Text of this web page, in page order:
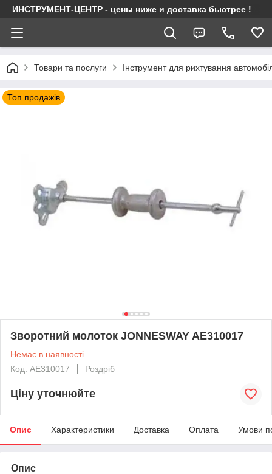
ИНСТРУМЕНТ-ЦЕНТР - цены ниже и доставка быстрее !
Товари та послуги Інструмент для рихтування
Топ продажів
Зворотний молоток JONNESWAY AE310017
Немає в наявності
Код: AE310017
Роздріб
Ціну уточнюйте
Опис Характеристики Доставка Оплата Умови
Опис